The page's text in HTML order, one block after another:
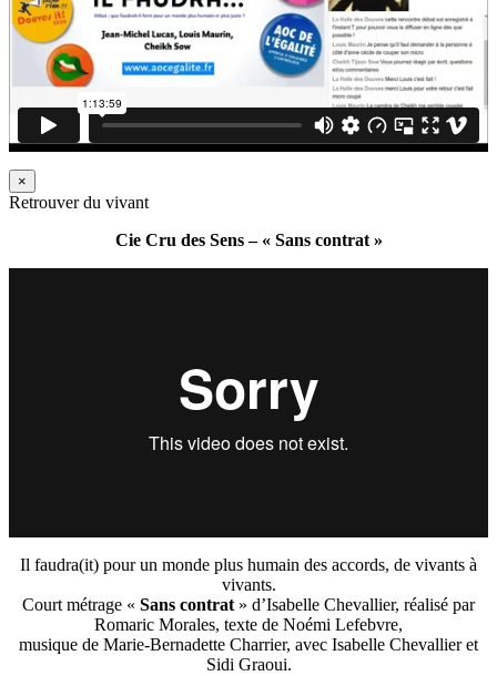
×
Retrouver du vivant
Cie Cru des Sens – « Sans contrat »
Il faudra(it) pour un monde plus humain des accords, de vivants à
vivants.
Court métrage « Sans contrat » d’Isabelle Chevallier, réalisé par
Romaric Morales, texte de Noémi Lefebvre,
musique de Marie-Bernadette Charrier, avec Isabelle Chevallier et
Sidi Graoui.